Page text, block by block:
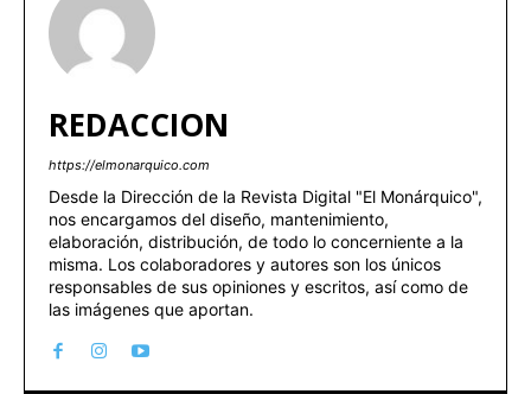
REDACCION
https://elmonarquico.com
Desde la Dirección de la Revista Digital "El Monárquico",
nos encargamos del diseño, mantenimiento,
elaboración, distribución, de todo lo concerniente a la
misma. Los colaboradores y autores son los únicos
responsables de sus opiniones y escritos, así como de
las imágenes que aportan.